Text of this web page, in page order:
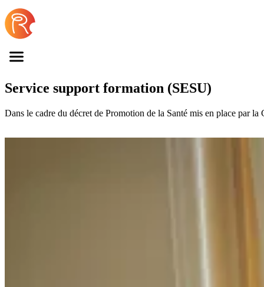
Skip to content
Service support formation (SESU)
Dans le cadre du décret de Promotion de la Santé mis en place par